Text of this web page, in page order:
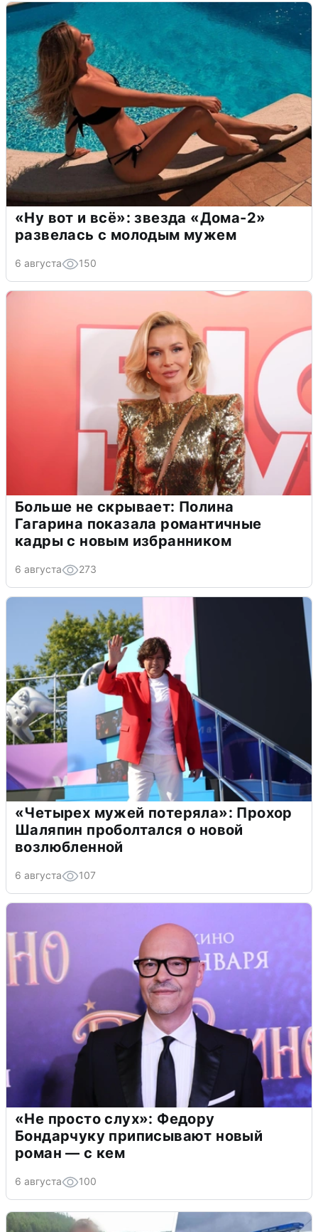
«Ну вот и всё»: звезда «Дома-2»
развелась с молодым мужем
6 августа 150
Больше не скрывает: Полина
Гагарина показала романтичные
кадры с новым избранником
6 августа 273
«Четырех мужей потеряла»: Прохор
Шаляпин проболтался о новой
возлюбленной
6 августа 107
«Не просто слух»: Федору
Бондарчуку приписывают новый
роман — с кем
6 августа 100